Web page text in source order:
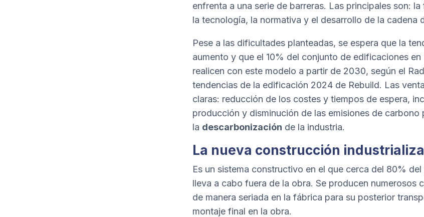
enfrenta a una serie de barreras. Las principales son:
la tecnología, la normativa y el desarrollo de la cadena
Pese a las dificultades planteadas, se espera que la
aumento y que el 10% del conjunto de edificaciones en
realicen con este modelo a partir de 2030, según el
tendencias de la edificación 2024 de Rebuild. Las
claras: reducción de los costes y tiempos de espera,
producción y disminución de las emisiones de carbono
la descarbonización de la industria.
La nueva construcción
Es un sistema constructivo en el que cerca del 80%
lleva a cabo fuera de la obra. Se producen numerosos
de manera seriada en la fábrica para su posterior
montaje final en la obra.